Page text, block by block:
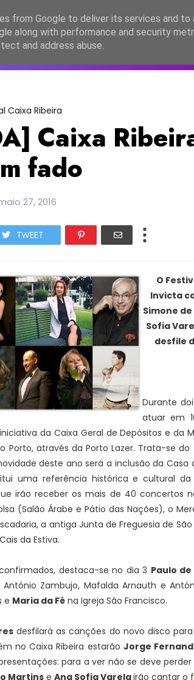
JESC2026 FC2026 EASC2026
Caixa Ribeira
Caixa
fado
27, 2016
TWEET
O
Invicta
Simone
Sofia
desfile
Durante
atuar em
da Caixa Geral de Depósitos e da
Porto, através da Porto Lazer. Trata-se do
deste ano será a inclusão da
uma referência histórica e cultural da
irão receber os mais de 40 concertos
(Salão Árabe e Pátio das Nações), o
a antiga Junta de Freguesia de
da Estiva.
destaca-se no dia 3 Paulo
Zambujo, Mafalda Arnauth e
e Maria da Fé na Igreja São Francisco.
desfilará as canções do novo disco
no Caixa Ribeira estarão Jorge
para a ver não se deve
Martins e Ana Sofia Varelairão cantar o
from Google to deliver its services and to
along with performance and security
and address abuse.